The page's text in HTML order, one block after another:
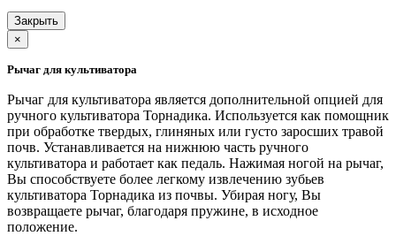
Закрыть
×
Рычаг для культиватора
Рычаг для культиватора является дополнительной опцией для
ручного культиватора Торнадика. Используется как помощник
при обработке твердых, глиняных или густо заросших травой
почв. Устанавливается на нижнюю часть ручного
культиватора и работает как педаль. Нажимая ногой на рычаг,
Вы способствуете более легкому извлечению зубьев
культиватора Торнадика из почвы. Убирая ногу, Вы
возвращаете рычаг, благодаря пружине, в исходное
положение.